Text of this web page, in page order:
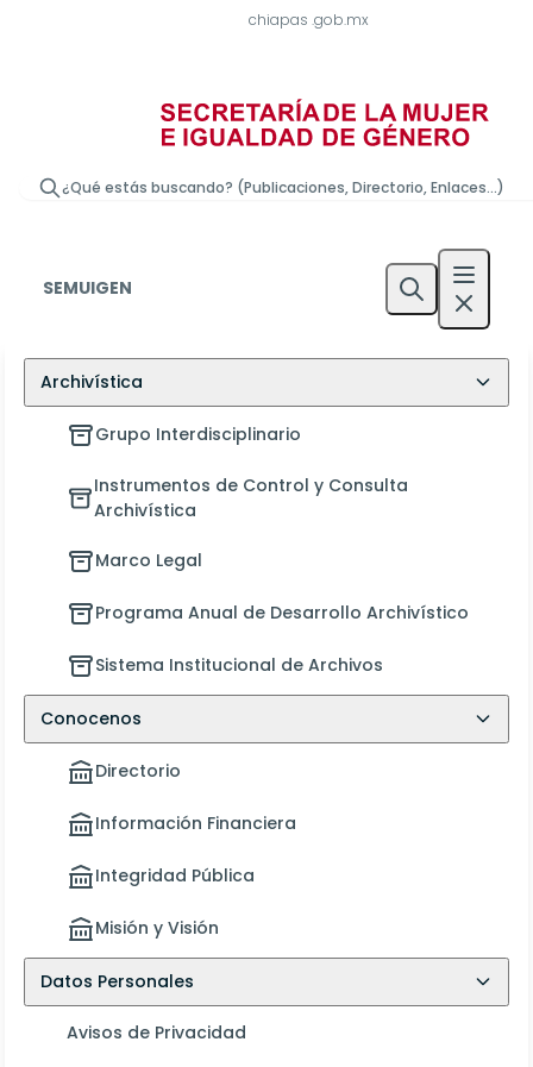
chiapas .gob.mx
¿Qué estás buscando? (Publicaciones, Directorio, Enlaces...)
SEMUIGEN
Archivística
Grupo Interdisciplinario
Instrumentos de Control y Consulta
Archivística
Marco Legal
Programa Anual de Desarrollo Archivístico
Sistema Institucional de Archivos
Conocenos
Directorio
Información Financiera
Integridad Pública
Misión y Visión
Datos Personales
Avisos de Privacidad